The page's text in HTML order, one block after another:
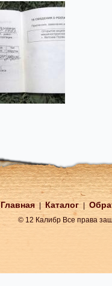
Главная Каталог
© 12 Калибр Все права